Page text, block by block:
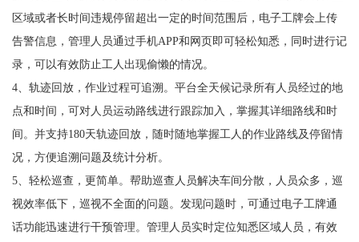
区域或者长时间违规停留超出一定的时间范围后，电子工牌会上传
告警信息，管理人员通过手机APP和网页即可轻松知悉，同时进行记
录，可以有效防止工人出现偷懒的情况。
4、轨迹回放，作业过程可追溯。平台全天候记录所有人员经过的地
点和时间，可对人员运动路线进行跟踪加入，掌握其详细路线和时
间。并支持180天轨迹回放，随时随地掌握工人的作业路线及停留情
况，方便追溯问题及统计分析。
5、轻松巡查，更简单。帮助巡查人员解决车间分散，人员众多，巡
视效率低下，巡视不全面的问题。发现问题时，可通过电子工牌通
话功能迅速进行干预管理。管理人员实时定位知悉区域人员，有效